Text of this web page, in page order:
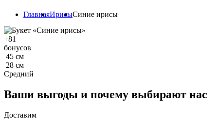
ГлавнаяИрисыСиние ирисы
+81
бонусов
45 см
28 см
Средний
Ваши выгоды и почему выбирают нас
Доставим